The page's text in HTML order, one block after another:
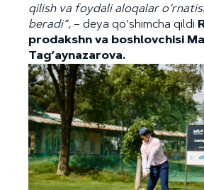
qilish va foydali aloqalar
beradi”, – deya qo‘shimcha qildi
prodakshn va boshlovchisi
Tag‘aynazarova.